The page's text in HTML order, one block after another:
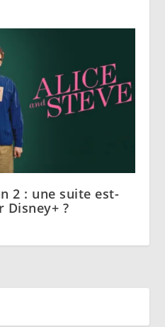
2 : une suite est-
Disney+ ?